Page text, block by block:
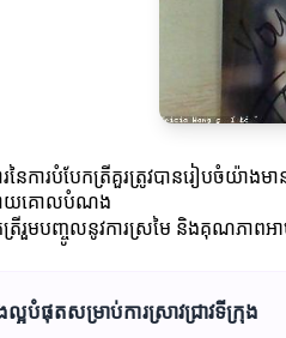
នៃការបំបែកត្រីគួរត្រូវបានរៀបចំយ៉ាង
ោយគោលបំណង
រីរួមបញ្ចូលនូវការស្រមៃ និងគុណភាពអាហ
ល្អបំផុតសម្រាប់ការស្រាវជ្រាវទីក្រុង